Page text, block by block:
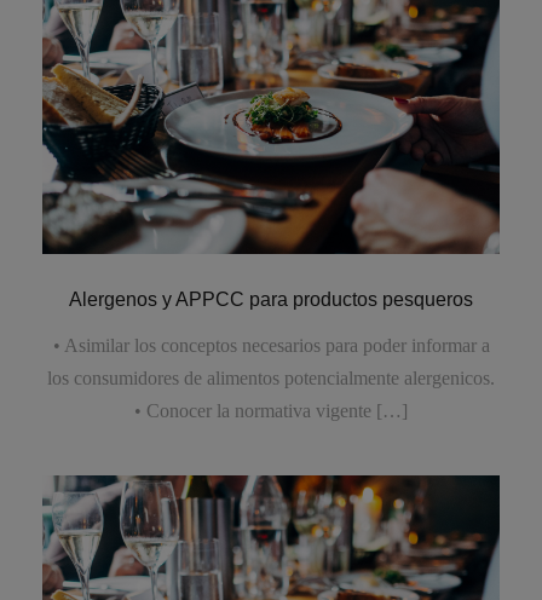
Alergenos y APPCC para productos pesqueros
• Asimilar los conceptos necesarios para poder informar a
los consumidores de alimentos potencialmente alergenicos.
• Conocer la normativa vigente […]